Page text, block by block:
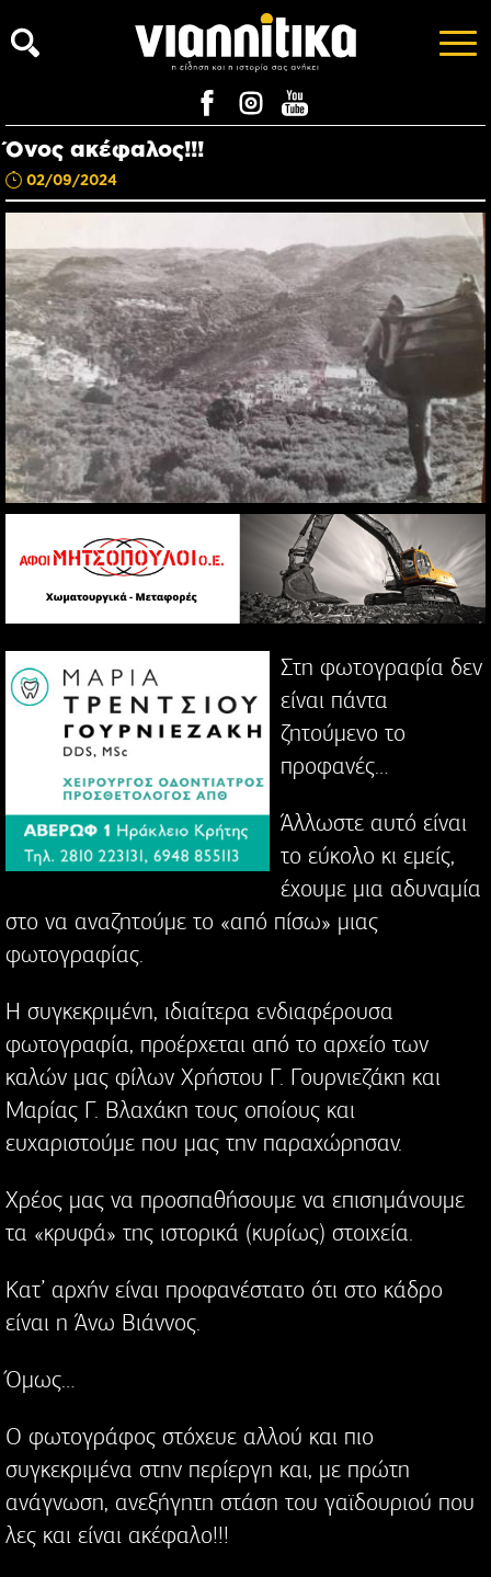
Όνος ακέφαλος!!!
02/09/2024
Στη φωτογραφία δεν
είναι πάντα
ζητούμενο το
προφανές…
Άλλωστε αυτό είναι
το εύκολο κι εμείς,
έχουμε μια αδυναμία
στο να αναζητούμε το «από πίσω» μιας
φωτογραφίας.
Η συγκεκριμένη, ιδιαίτερα ενδιαφέρουσα
φωτογραφία, προέρχεται από το αρχείο των
καλών μας φίλων Χρήστου Γ. Γουρνιεζάκη και
Μαρίας Γ. Βλαχάκη τους οποίους και
ευχαριστούμε που μας την παραχώρησαν.
Χρέος μας να προσπαθήσουμε να επισημάνουμε
τα «κρυφά» της ιστορικά (κυρίως) στοιχεία.
Κατ’ αρχήν είναι προφανέστατο ότι στο κάδρο
είναι η Άνω Βιάννος.
Όμως…
Ο φωτογράφος στόχευε αλλού και πιο
συγκεκριμένα στην περίεργη και, με πρώτη
ανάγνωση, ανεξήγητη στάση του γαϊδουριού που
λες και είναι ακέφαλο!!!